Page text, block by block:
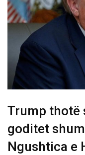
Trump thotë
goditet
Ngushtica e